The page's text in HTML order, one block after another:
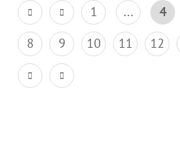
1 ... 4
8
9 10 11 12